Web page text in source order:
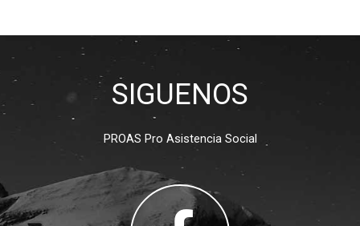
SIGUENOS
PROAS Pro Asistencia Social